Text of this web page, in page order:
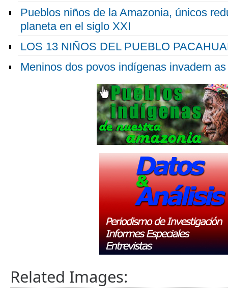
Pueblos niños de la Amazonia, únicos
planeta en el siglo XXI
LOS 13 NIÑOS DEL PUEBLO
Meninos dos povos indígenas invadem
Related Images: